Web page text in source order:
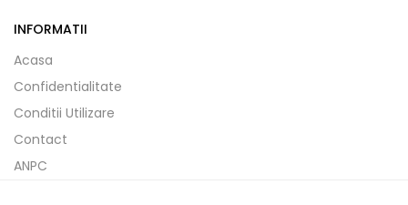
INFORMATII
Acasa
Confidentialitate
Conditii Utilizare
Contact
ANPC